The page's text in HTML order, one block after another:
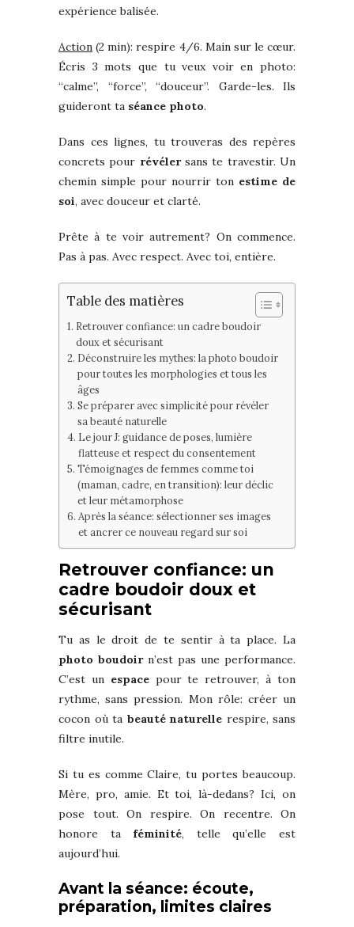
expérience balisée.
Action (2 min): respire 4/6. Main sur le cœur.
Écris 3 mots que tu veux voir en photo:
“calme”, “force”, “douceur”. Garde-les. Ils
guideront ta séance photo.
Dans ces lignes, tu trouveras des repères
concrets pour révélersans te travestir. Un
chemin simple pour nourrir ton estime de
soi, avec douceur et clarté.
Prête à te voir autrement? On commence.
Pas à pas. Avec respect. Avec toi, entière.
Table des matières
Retrouver confiance: un cadre boudoir
doux et sécurisant
Déconstruire les mythes: la photo boudoir
pour toutes les morphologies et tous les
âges
Se préparer avec simplicité pour révéler
sa beauté naturelle
Le jour J: guidance de poses, lumière
flatteuse et respect du consentement
Témoignages de femmes comme toi
(maman, cadre, en transition): leur déclic
et leur métamorphose
Après la séance: sélectionner ses images
et ancrer ce nouveau regard sur soi
Retrouver confiance: un
cadre boudoir doux et
sécurisant
Tu as le droit de te sentir à ta place. La
photo boudoirn’est pas une performance.
C’est un espacepour te retrouver, à ton
rythme, sans pression. Mon rôle: créer un
cocon où ta beauté naturelle respire, sans
filtre inutile.
Si tu es comme Claire, tu portes beaucoup.
Mère, pro, amie. Et toi, là-dedans? Ici, on
pose tout. On respire. On recentre. On
honore ta féminité, telle qu’elle est
aujourd’hui.
Avant la séance: écoute,
préparation, limites claires